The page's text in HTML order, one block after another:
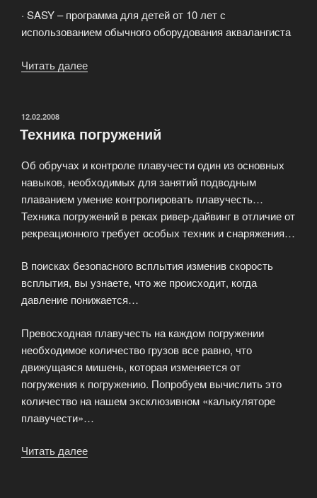
· SASY – программа для детей от 10 лет с
использованием обычного оборудования аквалангиста
Читать далее
любительского
ОПУБЛИКОВАНО
12.02.2008
Техника погружений
Об обручах и контроле плавучести один из основных
навыков, необходимых для занятий подводным
плаванием умение контролировать плавучесть…
Техника погружений в реках ривер-дайвинг в отличие от
рекреационного требует особых техник и снаряжения…
В поисках безопасного всплытия изменив скорость
всплытия, вы узнаете, что же происходит, когда
давление понижается…
Превосходная плавучесть на каждом погружении
необходимое количество грузов все равно, что
движущаяся мишень, которая изменяется от
погружения к погружению. Попробуем вычислить это
количество на нашем эксклюзивном «калькуляторе
плавучести»…
Читать далее